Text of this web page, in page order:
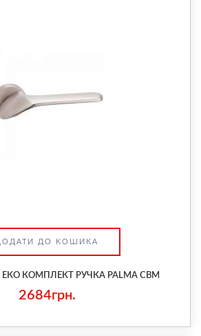
ДО КОШИКА
ЕКО КОМПЛЕКТ РУЧКА PALMA CBM
2684грн.